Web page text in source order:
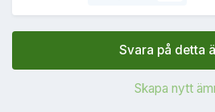
Svara på detta
Skapa nytt